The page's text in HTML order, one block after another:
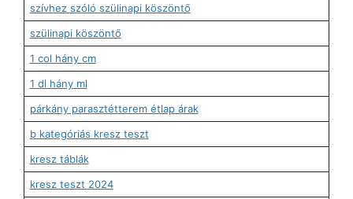
szívhez szóló szülinapi köszöntő
szülinapi köszöntő
1 col hány cm
1 dl hány ml
párkány parasztétterem étlap árak
b kategóriás kresz teszt
kresz táblák
kresz teszt 2024